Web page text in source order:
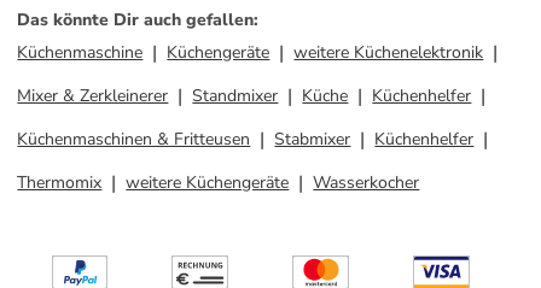
Das könnte Dir auch gefallen:
Küchenmaschine
Küchengeräte
weitere Küchenelektronik
Mixer & Zerkleinerer
Standmixer Küche
Küchenhelfer
Küchenmaschinen & Fritteusen
Stabmixer
Küchenhelfer
Thermomix
weitere Küchengeräte Wasserkocher